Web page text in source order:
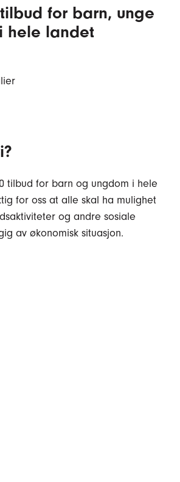
for barn, unge
hele landet
tilbud for barn og ungdom i hele
for oss at alle skal ha mulighet
og andre sosiale
av økonomisk situasjon.